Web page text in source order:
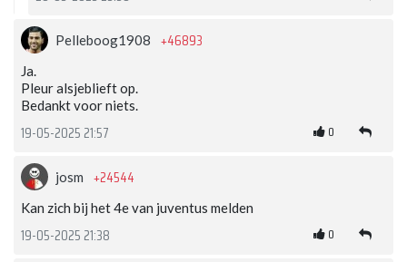
Pelleboog1908 +46893
Ja.
Pleur alsjeblieft op.
Bedankt voor niets.
19-05-2025 21:57 0
josm +24544
Kan zich bij het 4e van juventus melden
19-05-2025 21:38 0